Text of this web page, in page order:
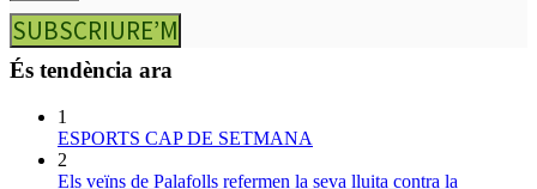
SUBSCRIURE’M
És tendència ara
1
ESPORTS CAP DE SETMANA
2
Els veïns de Palafolls refermen la seva lluita contra la